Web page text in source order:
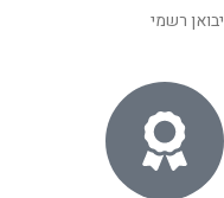
יבואן רשמי